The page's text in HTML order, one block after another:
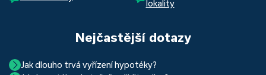
lokality
Nejčastější dotazy
Jak dlouho trvá vyřízení hypotéky?